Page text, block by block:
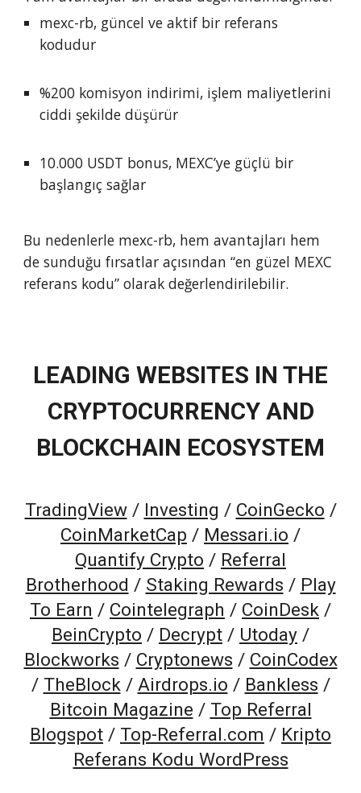
mexc-rb, güncel ve aktif bir referans
kodudur
%200 komisyon indirimi, işlem maliyetlerini
ciddi şekilde düşürür
10.000 USDT bonus, MEXC’ye güçlü bir
başlangıç sağlar
Bu nedenlerle mexc-rb, hem avantajları hem
de sunduğu fırsatlar açısından “en güzel MEXC
referans kodu” olarak değerlendirilebilir.
LEADING WEBSITES IN THE
CRYPTOCURRENCY AND
BLOCKCHAIN ECOSYSTEM
TradingView/ Investing / CoinGecko /
CoinMarketCap / Messari.io /
Quantify Crypto / Referral
Brotherhood / Staking Rewards / Play
To Earn / Cointelegraph / CoinDesk /
BeinCrypto / Decrypt / Utoday /
Blockworks / Cryptonews / CoinCodex
/ TheBlock/ Airdrops.io / Bankless /
Bitcoin Magazine / Top Referral
Blogspot / Top-Referral.com / Kripto
Referans Kodu WordPress